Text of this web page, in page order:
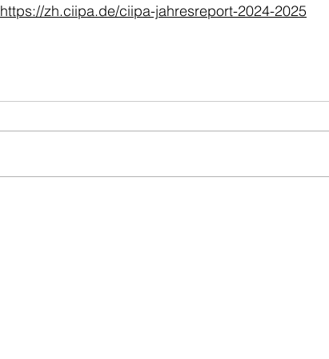
https://zh.ciipa.de/ciipa-jahresreport-2024-2025